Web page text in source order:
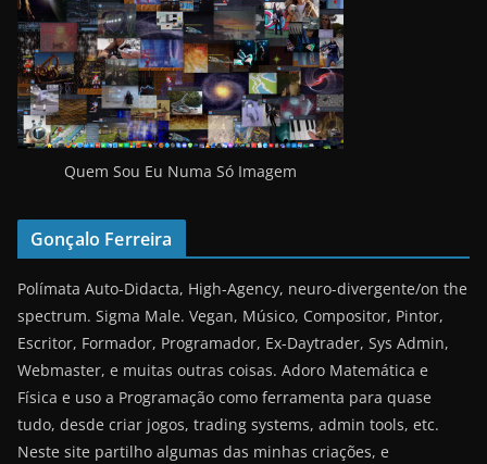
Quem Sou Eu Numa Só Imagem
Gonçalo Ferreira
Polímata Auto-Didacta, High-Agency, neuro-divergente/on the
spectrum. Sigma Male. Vegan, Músico, Compositor, Pintor,
Escritor, Formador, Programador, Ex-Daytrader, Sys Admin,
Webmaster, e muitas outras coisas. Adoro Matemática e
Física e uso a Programação como ferramenta para quase
tudo, desde criar jogos, trading systems, admin tools, etc.
Neste site partilho algumas das minhas criações, e